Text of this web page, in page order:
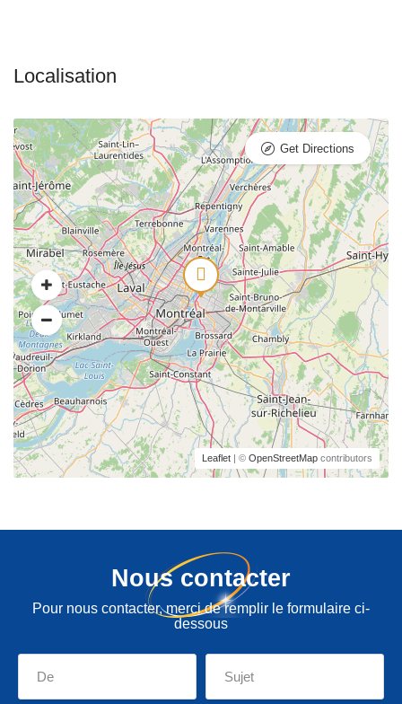
Leaflet | © OpenStreetMap contributors
Get Directions
Nous contacter
Pour nous contacter, merci de remplir le formulaire ci-
dessous